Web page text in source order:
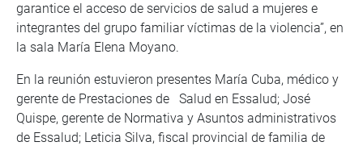
garantice el acceso de servicios de salud a mujeres e
integrantes del grupo familiar víctimas de la violencia”, en
la sala María Elena Moyano.
En la reunión estuvieron presentes María Cuba, médico y
gerente de Prestaciones de Salud en Essalud; José
Quispe, gerente de Normativa y Asuntos administrativos
de Essalud; Leticia Silva, fiscal provincial de familia de